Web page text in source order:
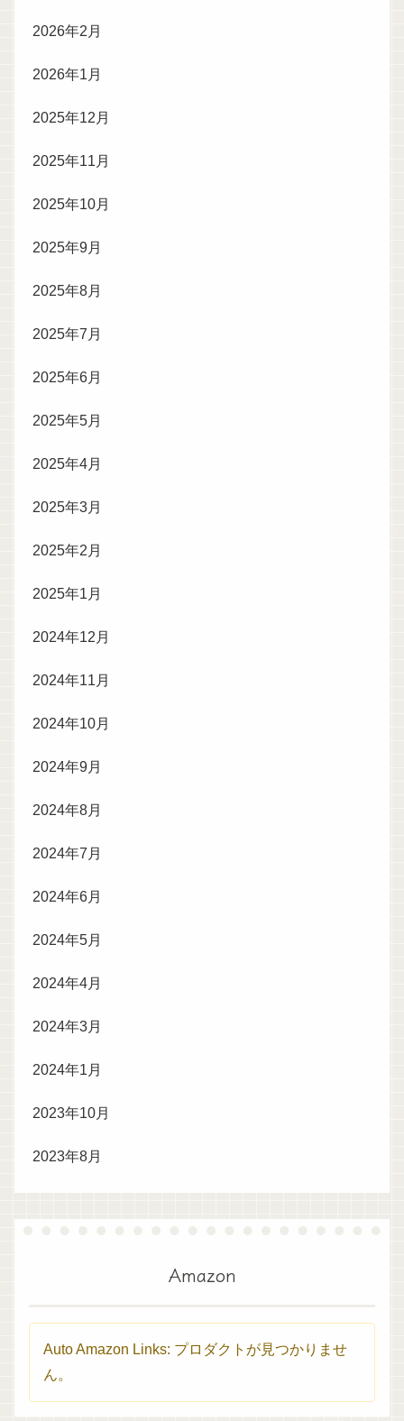
2026年2月
2026年1月
2025年12月
2025年11月
2025年10月
2025年9月
2025年8月
2025年7月
2025年6月
2025年5月
2025年4月
2025年3月
2025年2月
2025年1月
2024年12月
2024年11月
2024年10月
2024年9月
2024年8月
2024年7月
2024年6月
2024年5月
2024年4月
2024年3月
2024年1月
2023年10月
2023年8月
Amazon
Auto Amazon Links: プロダクトが見つかりませ
ん。